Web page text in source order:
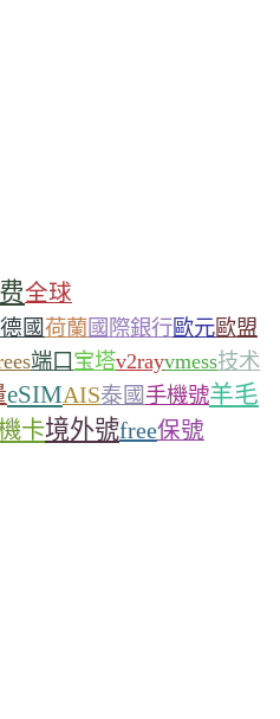
全球
德國荷蘭國際銀行歐元歐盟
端口 宝塔v2rayvmess技术
eSIMAIS泰國 手機號羊毛
卡境外號free保號